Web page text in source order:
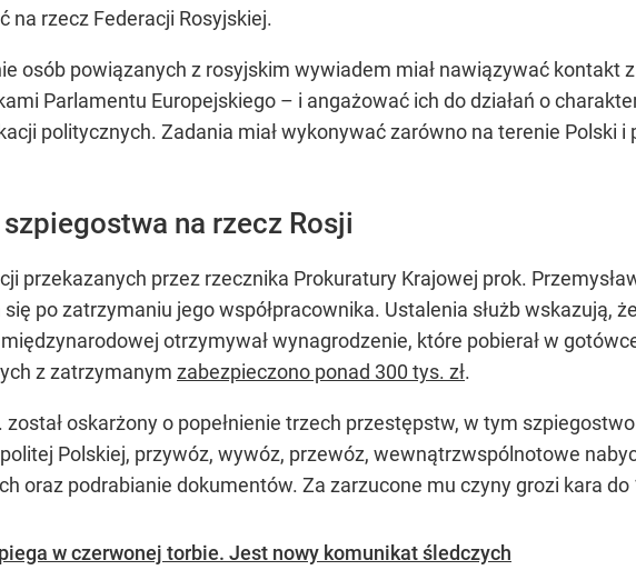
na rzecz Federacji Rosyjskiej.
osób powiązanych z rosyjskim wywiadem miał nawiązywać
Parlamentu Europejskiego – i angażować ich do działań o
politycznych. Zadania miał wykonywać zarówno na terenie Polski i
na rzecz Rosji
przekazanych przez rzecznika Prokuratury Krajowej prok.
się po zatrzymaniu jego współpracownika. Ustalenia służb wskazują,
otrzymywał wynagrodzenie, które pobierał w
z zatrzymanym zabezpieczono ponad 300 tys. zł.
został oskarżony o popełnienie trzech przestępstw, w tym
Polskiej, przywóz, wywóz, przewóz, wewnątrzwspólnotowe
oraz podrabianie dokumentów. Za zarzucone mu czyny grozi kara
w czerwonej torbie. Jest nowy komunikat śledczych